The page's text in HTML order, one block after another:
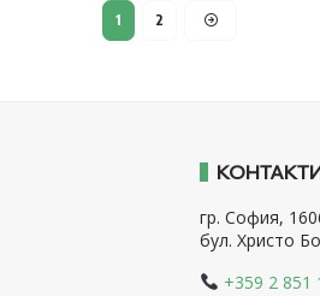
1 2
гр. София,
бул. Христо
+359 2 851